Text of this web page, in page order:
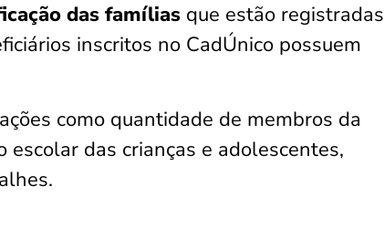
das famílias que estão registradas
inscritos no CadÚnico possuem
como quantidade de membros da
das crianças e adolescentes,